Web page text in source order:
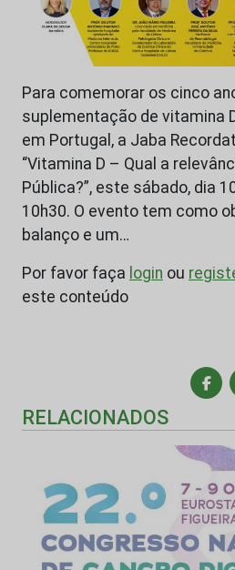
Para comemorar os cinco
suplementação de vitamina
em Portugal, a Jaba
“Vitamina D – Qual a
Pública?”, este sábado, dia
10h30. O evento tem como
balanço e um…
Por favor faça login ou
este conteúdo
RELACIONADOS